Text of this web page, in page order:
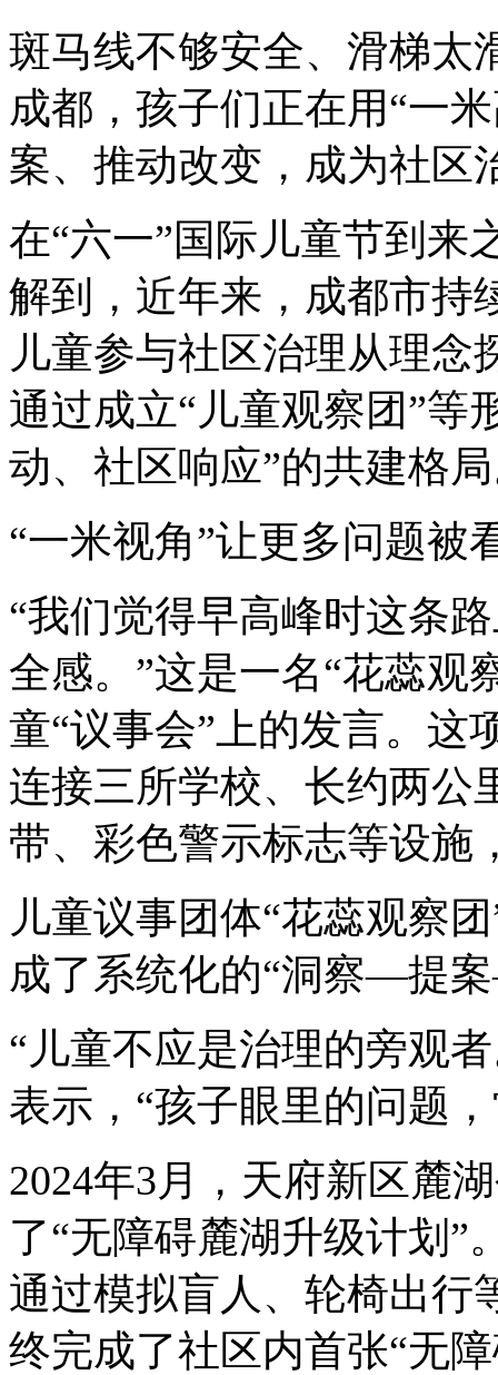
斑马线不够安全、滑梯
成都，孩子们正在用“一
案、推动改变，成为社区
在“六一”国际儿童节到来
解到，近年来，成都市持
儿童参与社区治理从理念
通过成立“儿童观察团”等
动、社区响应”的共建格
“一米视角”让更多问题被
“我们觉得早高峰时这条
全感。”这是一名“花蕊观
童“议事会”上的发言。这
连接三所学校、长约两公
带、彩色警示标志等设施
儿童议事团体“花蕊观察
成了系统化的“洞察—提
“儿童不应是治理的旁观
表示，“孩子眼里的问题
2024年3月，天府新区麓
了“无障碍麓湖升级计划”
通过模拟盲人、轮椅出行
终完成了社区内首张“无